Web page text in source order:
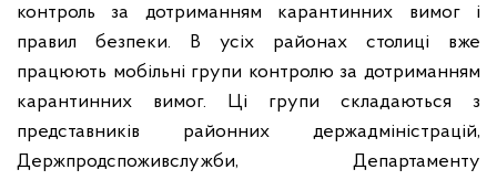
контроль за дотриманням карантинних вимог і
правил безпеки. В усіх районах столиці вже
працюють мобільні групи контролю за дотриманням
карантинних вимог. Ці групи складаються з
представників районних держадміністрацій,
Держпродспоживслужби, Департаменту